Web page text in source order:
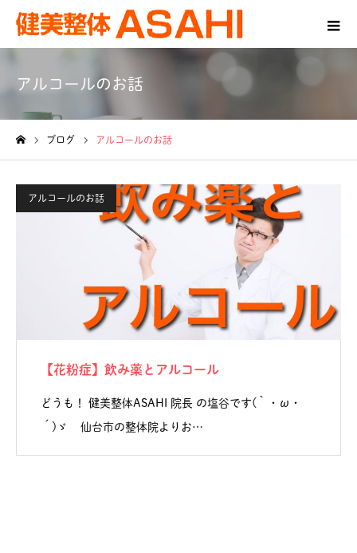
アルコールのお話
ブログ アルコールのお話
アルコールのお話
【花粉症】飲み薬とアルコール
どうも！ 健美整体ASAHI 院長 の塩谷です(｀・ω・
´)ゞ 仙台市の整体院よりお…